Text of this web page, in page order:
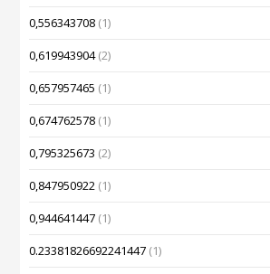
0,556343708 (1)
0,619943904(2)
0,657957465 (1)
0,674762578 (1)
0,795325673 (2)
0,847950922 (1)
0,944641447 (1)
0.23381826692241447 (1)